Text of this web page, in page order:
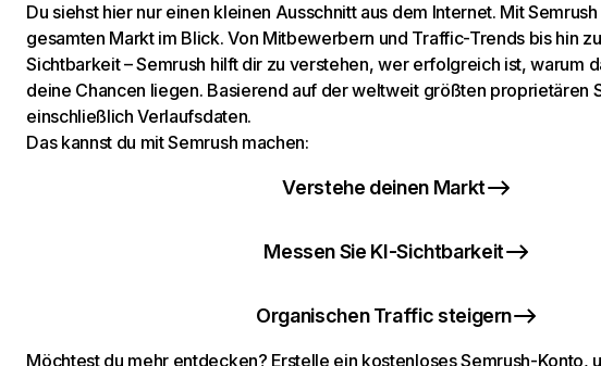
Du siehst hier nur einen kleinen Ausschnitt aus dem Internet. Mit
gesamten Markt im Blick. Von Mitbewerbern und Traffic-Trends bis hin
Sichtbarkeit – Semrush hilft dir zu verstehen, wer erfolgreich ist, warum
deine Chancen liegen. Basierend auf der weltweit größten proprietären
einschließlich Verlaufsdaten.
Das kannst du mit Semrush machen:
Verstehe deinen Markt
Messen Sie KI-Sichtbarkeit
Organischen Traffic steigern
Möchtest du mehr entdecken? Erstelle ein kostenloses Semrush-Konto,